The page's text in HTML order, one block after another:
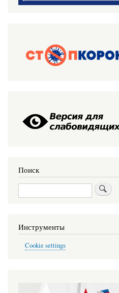
Поиск
Поиск
Инструменты
Cookie settings